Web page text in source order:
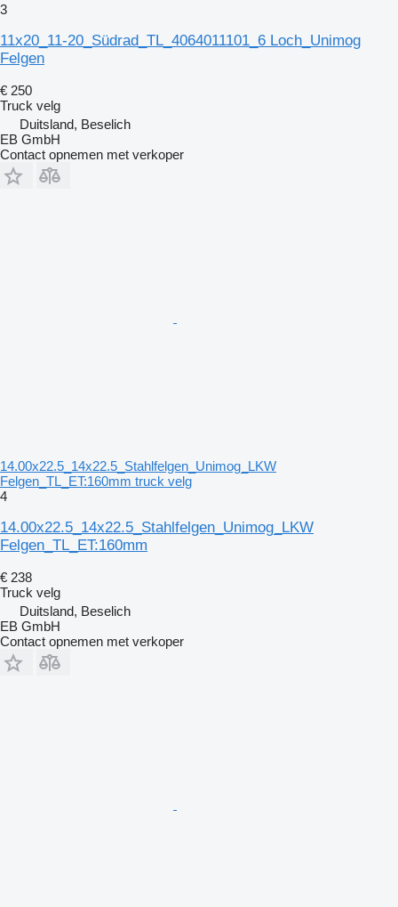
3
11x20_11-20_Südrad_TL_4064011101_6 Loch_Unimog
Felgen
€ 250
Truck velg
Duitsland, Beselich
EB GmbH
Contact opnemen met verkoper
14.00x22.5_14x22.5_Stahlfelgen_Unimog_LKW
Felgen_TL_ET:160mm truck velg
4
14.00x22.5_14x22.5_Stahlfelgen_Unimog_LKW
Felgen_TL_ET:160mm
€ 238
Truck velg
Duitsland, Beselich
EB GmbH
Contact opnemen met verkoper